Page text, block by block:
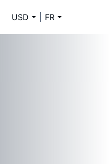
USD FR